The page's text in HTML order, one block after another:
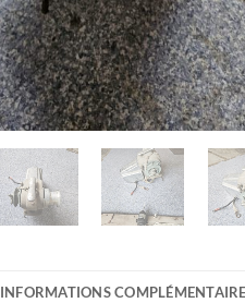
INFORMATIONS